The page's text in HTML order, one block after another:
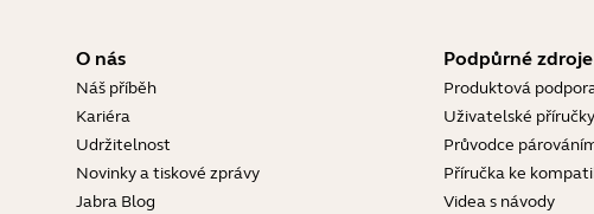
O nás
Náš příběh
Kariéra
Udržitelnost
Novinky a tiskové zprávy
Jabra Blog
Podpůrné zdroje
Produktová
Uživatelské příručky
Průvodce
Příručka ke
Videa s návody